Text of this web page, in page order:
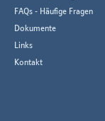
FAQs - Häufige Fragen
Dokumente
Links
Kontakt